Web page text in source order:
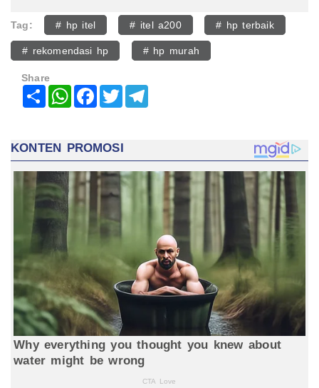
Tag: # hp itel # itel a200 # hp terbaik
# rekomendasi hp # hp murah
Share
Share WhatsAppFacebook
Twitter